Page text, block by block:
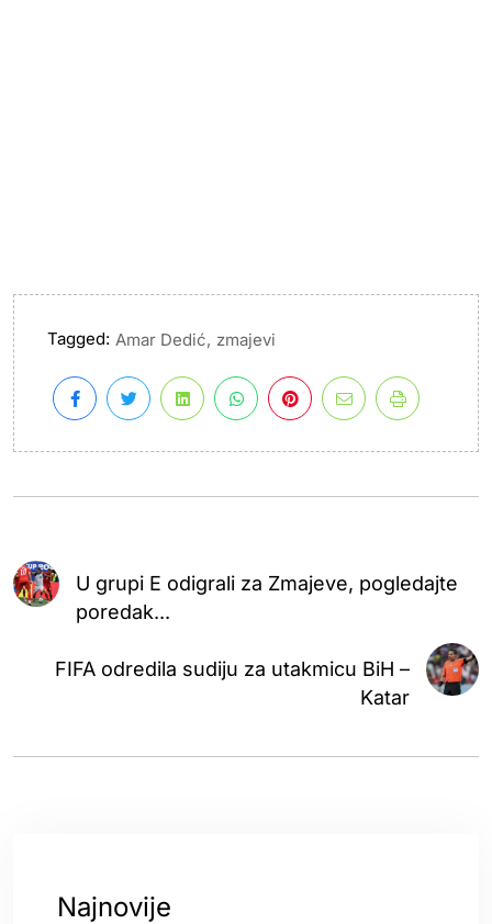
Tagged: Amar Dedić, zmajevi
U grupi E odigrali za Zmajeve, pogledajte
poredak...
FIFA odredila sudiju za utakmicu BiH –
Katar
Najnovije